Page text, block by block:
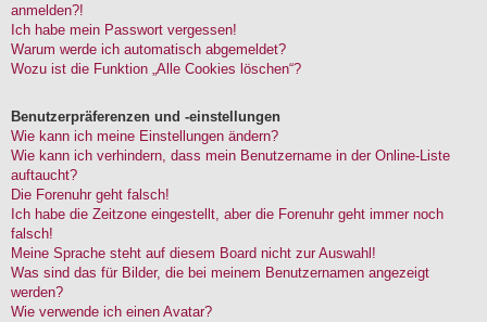
anmelden?!
Ich habe mein Passwort vergessen!
Warum werde ich automatisch abgemeldet?
Wozu ist die Funktion „Alle Cookies löschen“?
Benutzerpräferenzen und -einstellungen
Wie kann ich meine Einstellungen ändern?
Wie kann ich verhindern, dass mein Benutzername in der Online-Liste
auftaucht?
Die Forenuhr geht falsch!
Ich habe die Zeitzone eingestellt, aber die Forenuhr geht immer noch
falsch!
Meine Sprache steht auf diesem Board nicht zur Auswahl!
Was sind das für Bilder, die bei meinem Benutzernamen angezeigt
werden?
Wie verwende ich einen Avatar?